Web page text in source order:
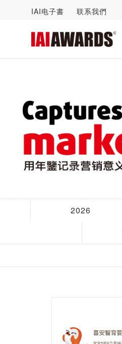
IAI电子書 联系我們
2026